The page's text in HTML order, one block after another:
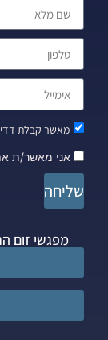
מאשר קבלת
אני מאשר/ת
שליחה
מפגשי זום